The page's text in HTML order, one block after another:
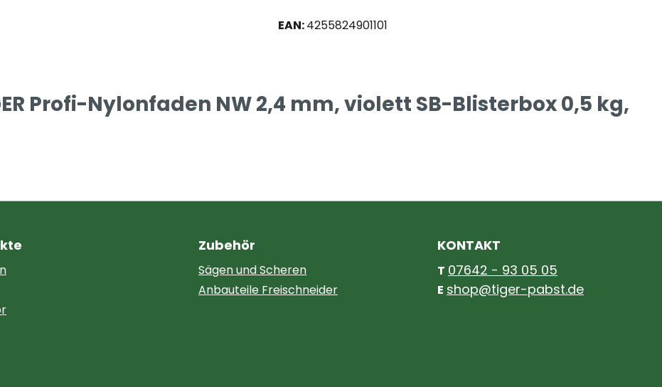
EAN:4255824901101
Profi-Nylonfaden NW 2,4 mm, violett SB-Blisterbox 0,5 kg,
Zubehör
Sägen und Scheren
Anbauteile Freischneider
KONTAKT
T 07642 - 93 05 05
E shop@tiger-pabst.de